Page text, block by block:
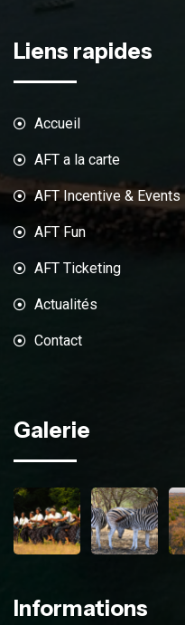
Liens rapides
Accueil
AFT a la carte
AFT Incentive & Events
AFT Fun
AFT Ticketing
Actualités
Contact
Galerie
Informations